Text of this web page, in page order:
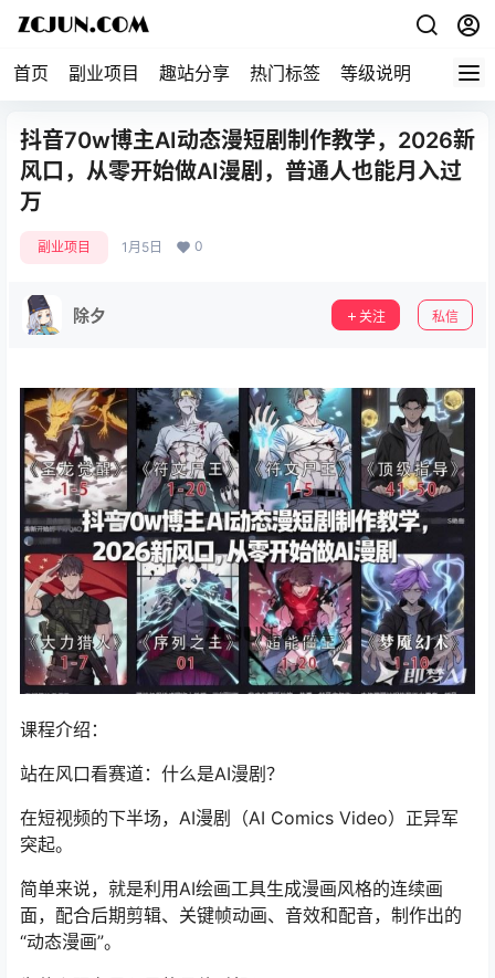
首页 副业项目 趣站分享 热门标签 等级说明 关于本
抖音70w博主AI动态漫短剧制作教学，2026新
风口，从零开始做AI漫剧，普通人也能月入过
万
副业项目 1月5日 0
除夕 关注 私信
课程介绍：
站在风口看赛道：什么是AI漫剧？
在短视频的下半场，AI漫剧（AI Comics Video）正异军
突起。
简单来说，就是利用AI绘画工具生成漫画风格的连续画
面，配合后期剪辑、关键帧动画、音效和配音，制作出的
“动态漫画”。